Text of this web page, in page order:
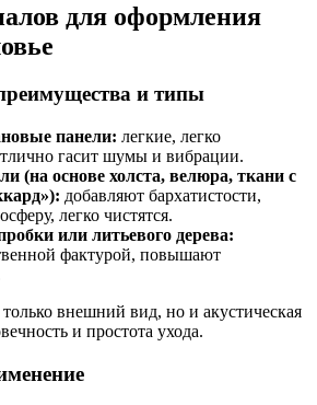
для оформления
и типы
панели: легкие, легко
гасит шумы и вибрации.
(на основе холста, велюра, ткани с
добавляют бархатистости,
легко чистятся.
или литьевого дерева:
фактурой, повышают
внешний вид, но и акустическая
и простота ухода.